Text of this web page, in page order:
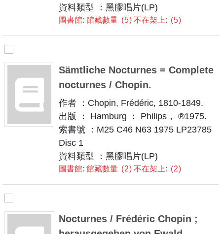
資料類型 ：黑膠唱片(LP)
圖書館: 館藏數量 5 不在架上: 5
Sämtliche Nocturnes = Complete
nocturnes / Chopin.
作者 ：Chopin, Frédéric, 1810-1849.
出版 ： Hamburg ： Philips， ℗1975.
索書號 ：M25 C46 N63 1975 LP23785
Disc 1
資料類型 ：黑膠唱片(LP)
圖書館: 館藏數量 2 不在架上: 2
Nocturnes / Frédéric Chopin ;